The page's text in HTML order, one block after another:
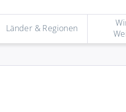
Länder & Regionen